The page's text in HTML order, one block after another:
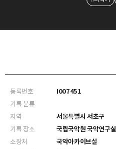
등록번호
I007451
기록 분류
지역
서울특별시 서초구
기록 장소
국립국악원 국악연구실
소장처
국악아카이브실